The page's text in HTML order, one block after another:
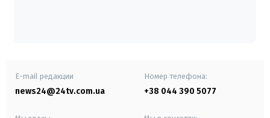
E-mail редакции
news24@24tv.com.ua
Номер телефона:
+38 044 390 5077